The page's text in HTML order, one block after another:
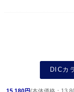
DICカ